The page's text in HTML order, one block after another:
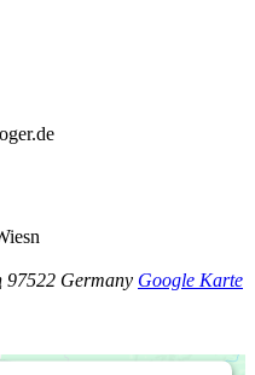
97522 Germany Google Karte